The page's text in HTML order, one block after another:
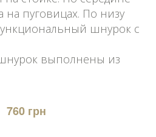
на пуговицах. По низу
шнурок с
выполнены из
760 грн